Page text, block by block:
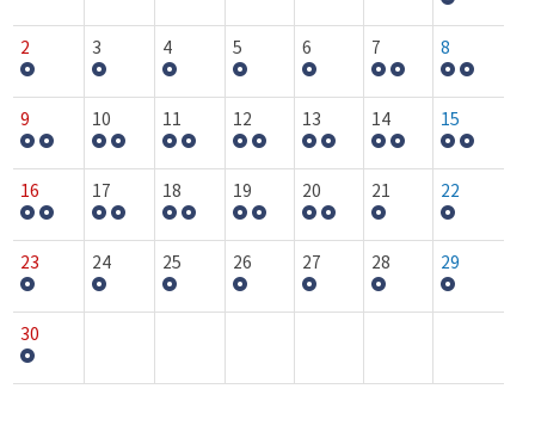
2 3 4 5 6 7 8
9 10 11 12 13 14 15
16 17 18 19 20 21 22
23 24 25 26 27 28 29
30